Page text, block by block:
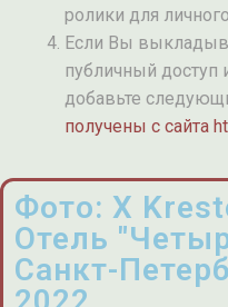
ролики для
Если Вы
публичный доступ
добавьте
получены с сайта
Фото: X
Отель
Санкт-